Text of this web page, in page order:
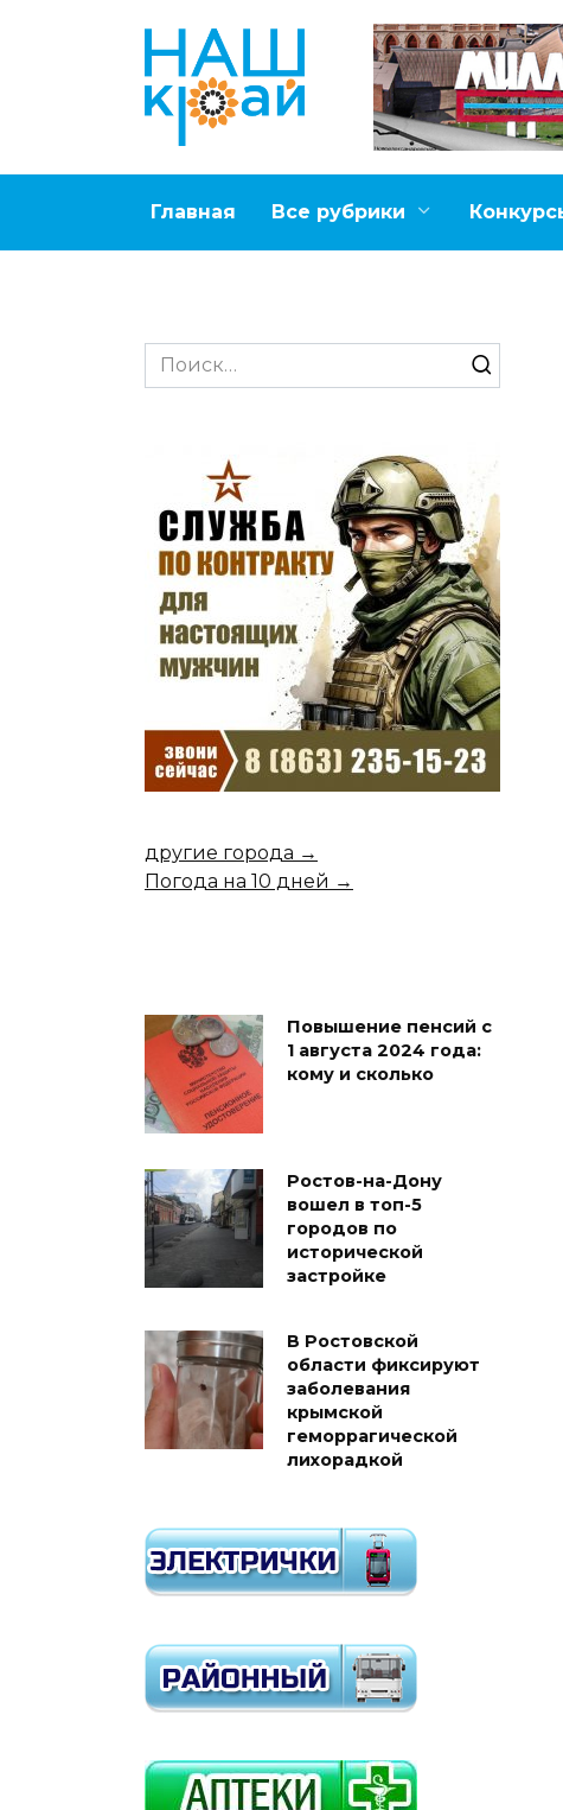
Главная Все рубрики
Search
for:
другие города →
Погода на 10 дней →
Повышение пенсий с
1 августа 2024 года:
кому и сколько
Ростов-на-Дону
вошел в топ-5
городов по
исторической
застройке
В Ростовской
области фиксируют
заболевания
крымской
геморрагической
лихорадкой